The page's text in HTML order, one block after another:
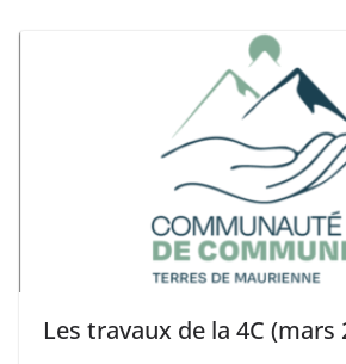
Les travaux de la 4C (mars